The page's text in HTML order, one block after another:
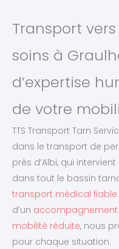
Transport
soins à
d’expertise
de votre
TTS Transport Tarn
dans le transport de
près d’Albi, qui
dans tout le bassin
transport médical
d’un
mobilité réduite, nous
pour chaque situation.